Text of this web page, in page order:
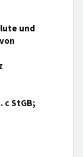
und
c StGB;